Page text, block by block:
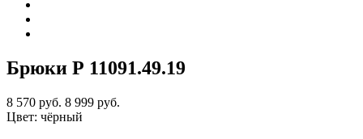
Брюки Р 11091.49.19
8 570 руб. 8 999 руб.
Цвет: чёрный